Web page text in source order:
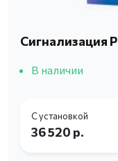
Сигнализация
В наличии
С установкой
36 520 р.